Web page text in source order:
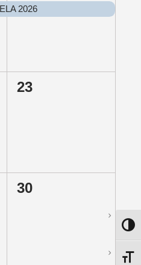
2026
EVENTO,
0
23
0
30